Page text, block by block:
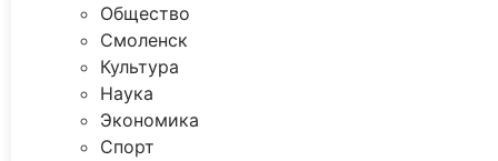
Общество
Смоленск
Культура
Наука
Экономика
Спорт